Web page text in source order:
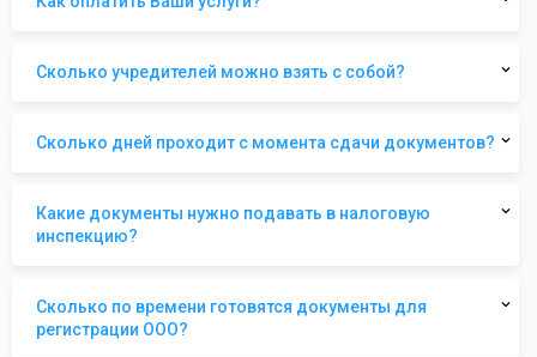
Сколько учредителей можно взять с собой?
Сколько дней проходит с момента сдачи документов?
Какие документы нужно подавать в налоговую
инспекцию?
Сколько по времени готовятся документы для
регистрации ООО?